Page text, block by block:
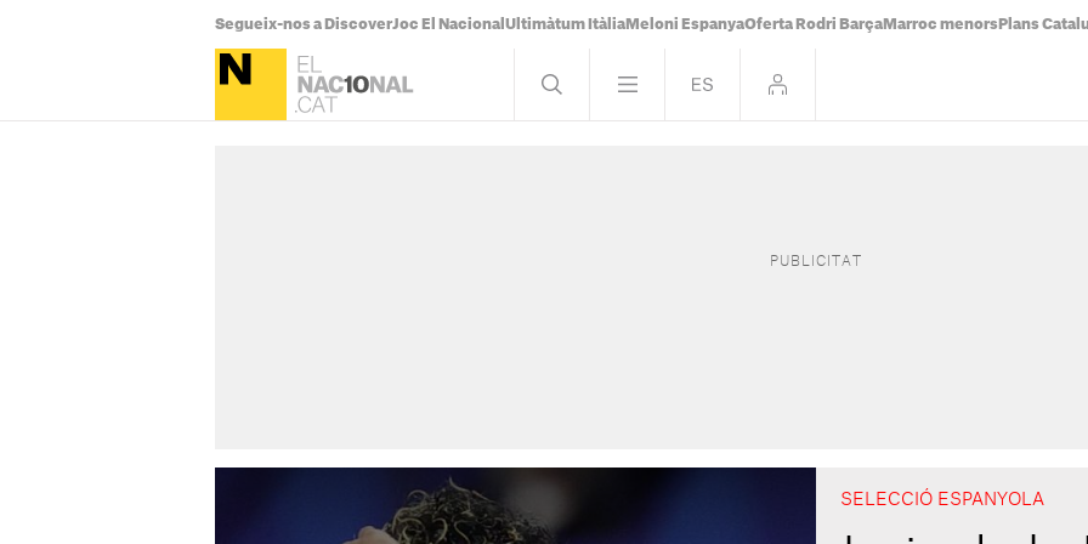
Segueix-nos a DiscoverJoc El Nacional Ultimàtum Itàlia Meloni EspanyaOferta Rodri Barça Marroc menors Plans
SELECCIÓ ESPANYOLA